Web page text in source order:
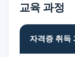
교육 과정
자격증 취득